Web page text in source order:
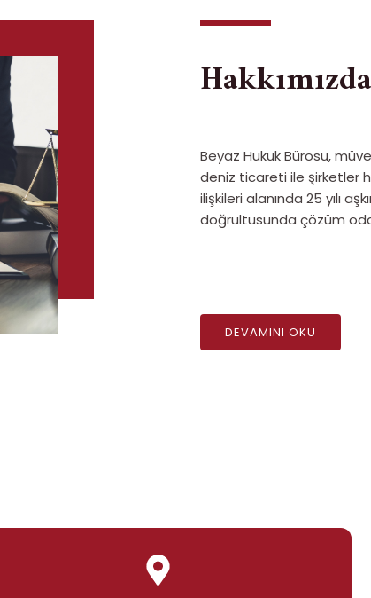
Hakkımızda
Beyaz Hukuk Bürosu,
deniz ticareti ile şirketler
ilişkileri alanında 25 yılı
doğrultusunda çözüm
DEVAMINI OKU